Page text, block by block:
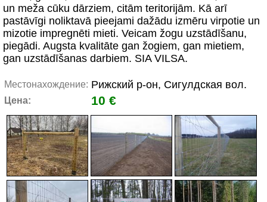
un meža cūku dārziem, citām teritorijām. Kā arī
pastāvīgi noliktavā pieejami dažādu izmēru virpotie un
mizotie impregnēti mieti. Veicam žogu uzstādīšanu,
piegādi. Augsta kvalitāte gan žogiem, gan mietiem,
gan uzstādīšanas darbiem. SIA VILSA.
Местонахождение: Рижский р-он, Сигулдская вол.
Цена: 10 €